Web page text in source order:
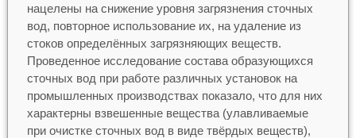
нацелены на снижение уровня загрязнения сточных
вод, повторное использование их, на удаление из
стоков определённых загрязняющих веществ.
Проведенное исследование состава образующихся
сточных вод при работе различных установок на
промышленных производствах показало, что для них
характерны взвешенные вещества (улавливаемые
при очистке сточных вод в виде твёрдых веществ),